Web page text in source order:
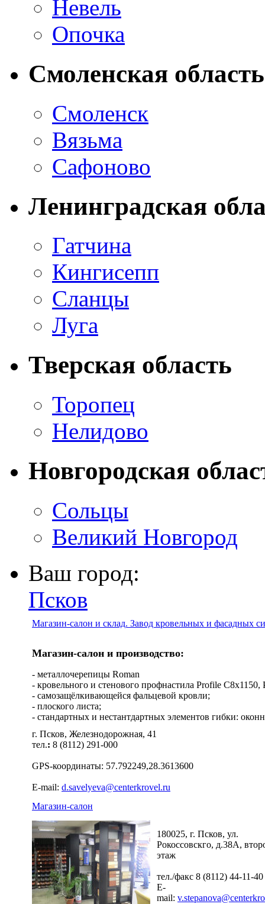
Невель
Опочка
Смоленская область
Смоленск
Вязьма
Сафоново
Ленинградская
Гатчина
Кингисепп
Сланцы
Луга
Тверская область
Торопец
Нелидово
Новгородская
Сольцы
Великий Новгород
Ваш город:
Псков
Магазин-салон и склад. Завод кровельных и фасадных
Магазин-салон и производство:
- металлочерепицы Roman
- кровельного и стенового профнастила Profile
- самозащёлкивающейся фальцевой кровли;
- плоского листа;
- стандартных и нестантдартных элементов гибки:
г. Псков, Железнодорожная, 41
тел.: 8 (8112) 291-000
GPS-координаты: 57.792249,28.3613600
E-mail: d.savelyeva@centerkrovel.ru
Магазин-салон
180025, г. Псков, ул.
Рокоссовскго, д.38А,
этаж
тел./факс 8 (8112) 44-11-40
E-
mail: